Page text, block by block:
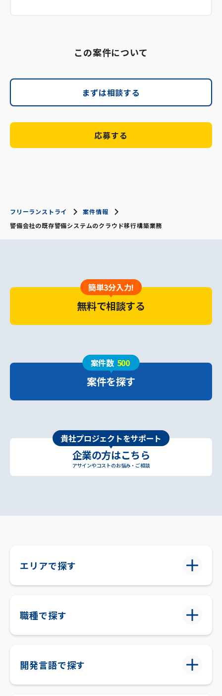
この案件について
まずは相談する
応募する
フリーランストライ
案件情報
警備会社の既存警備システムのクラウド移行構築業務
簡単3分入力!
無料で相談する
案件数 500
案件を探す
貴社プロジェクトをサポート
企業の方はこちら
アサインやコストのお悩み・ご相談
エリアで探す
職種で探す
開発言語で探す